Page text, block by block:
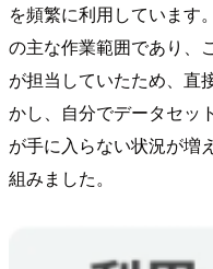
を頻繁に利用しています
の主な作業範囲であり、
が担当していたため、直
かし、自分でデータセッ
が手に入らない状況が増
組みました。